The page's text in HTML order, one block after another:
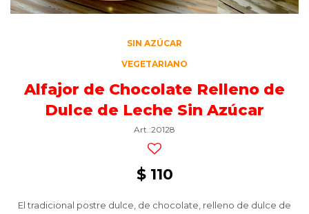
SIN AZÚCAR
VEGETARIANO
Alfajor de Chocolate Relleno de
Dulce de Leche Sin Azúcar
20128
$ 110
El tradicional postre dulce, de chocolate, relleno de dulce de